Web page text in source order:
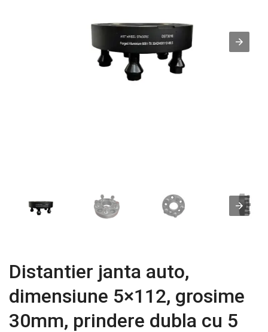
Distantier janta auto,
dimensiune 5×112, grosime
30mm, prindere dubla cu 5